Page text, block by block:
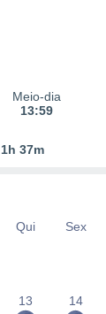
Meio-dia
13:59
1h 37m
Qui Sex
13 14